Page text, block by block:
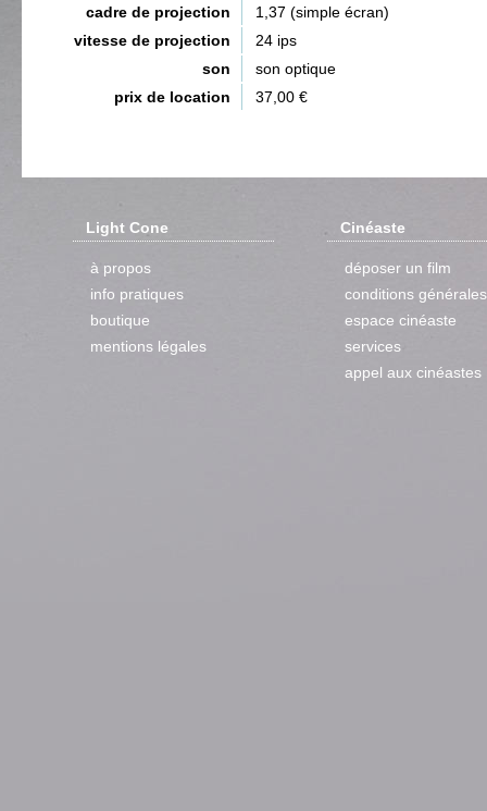
cadre de projection
1,37 (simple écran)
vitesse de projection
24 ips
son
son optique
prix de location
37,00 €
Light Cone
à propos
info pratiques
boutique
mentions légales
Cinéaste
déposer un film
conditions générales
espace cinéaste
services
appel aux cinéastes